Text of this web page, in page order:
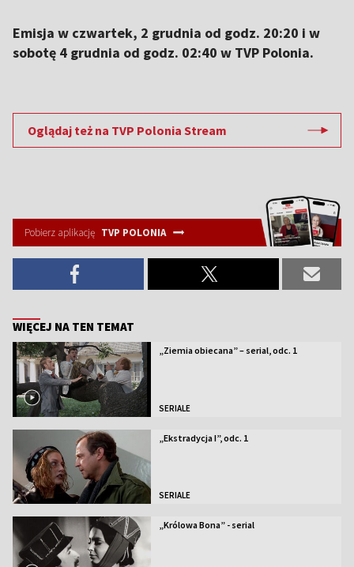
Emisja w czwartek, 2 grudnia od godz. 20:20 i w
sobotę 4 grudnia od godz. 02:40 w TVP Polonia.
Oglądaj też na TVP Polonia Stream
Pobierz aplikację TVP POLONIA
WIĘCEJ NA TEN TEMAT
„Ziemia obiecana” – serial, odc. 1
SERIALE
„Ekstradycja I”, odc. 1
SERIALE
„Królowa Bona” - serial